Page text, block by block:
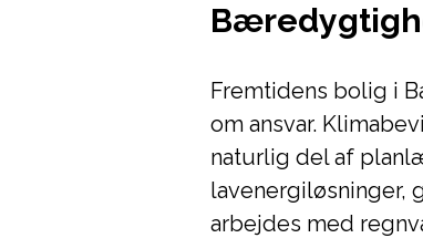
Fremtidens bolig i
om ansvar.
naturlig del af
lavenergiløsninger,
arbejdes med